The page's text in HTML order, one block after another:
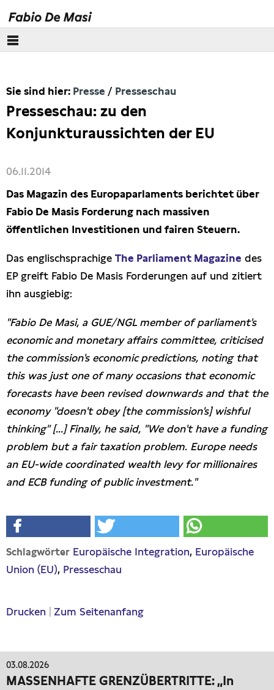
Europäisches Parlament
Themen
Pressebilder
Artikel
Presseschau
Publikationen
Anfragen (Archivseite)
Sie sind hier: Presse Presseschau
Presseschau: zu den
Konjunkturaussichten der EU
06.11.2014
Das Magazin des Europaparlaments berichtet über
Fabio De Masis Forderung nach massiven
öffentlichen Investitionen und fairen Steuern.
Das englischsprachige The Parliament Magazine des
EP greift Fabio De Masis Forderungen auf und zitiert
ihn ausgiebig:
"Fabio De Masi, a GUE/NGL member of parliament's
economic and monetary affairs committee, criticised
the commission's economic predictions, noting that
this was just one of many occasions that economic
forecasts have been revised downwards and that the
economy "doesn't obey [the commission's] wishful
thinking" [...] Finally, he said, "We don't have a funding
problem but a fair taxation problem. Europe needs
an EU-wide coordinated wealth levy for millionaires
and ECB funding of public investment."
Schlagwörter Europäische Integration Europäische
Union (EU) Presseschau
Drucken Zum Seitenanfang
03.08.2026
MASSENHAFTE GRENZÜBERTRITTE: „In